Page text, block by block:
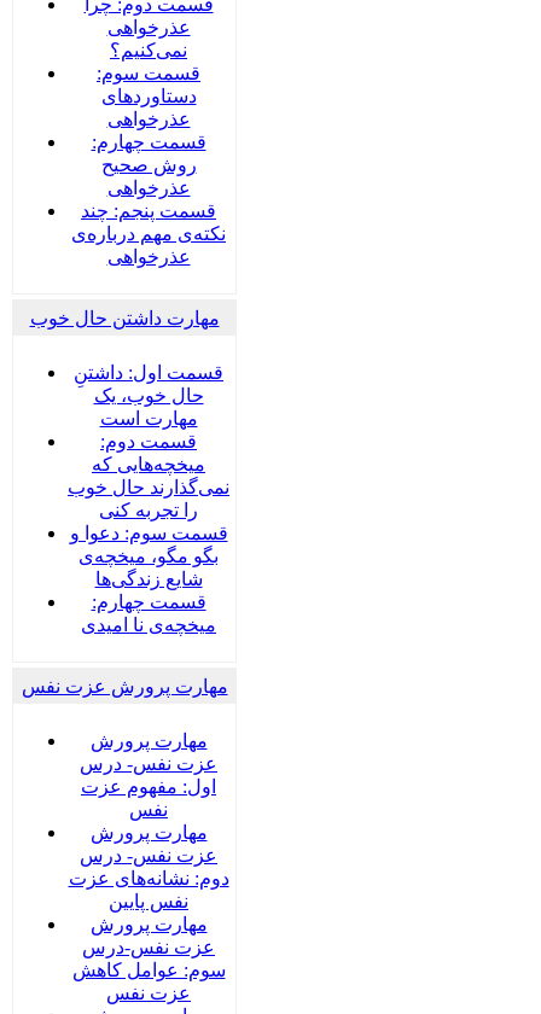
قسمت دوم: چرا
عذرخواهی
نمی‌کنیم؟
قسمت سوم:
دستاوردهای
عذرخواهی
قسمت چهارم:
روش صحیح
عذرخواهی
قسمت پنجم: چند
نکته‌ی مهم درباره‌ی
عذرخواهی
مهارت داشتن حال خوب
قسمت اول: داشتنِ
حال خوب، یک
مهارت است
قسمت دوم:
میخچه‌هایی که
نمی‌گذارند حال خوب
را تجربه کنی
قسمت سوم: دعوا و
بگو مگو، میخچه‌ی
شایع زندگی‌ها
قسمت چهارم:
میخچه‌ی نا امیدی
مهارت پرورش عزت نفس
مهارت پرورش
عزت نفس- درس
اول: مفهوم عزت
نفس
مهارت پرورش
عزت نفس- درس
دوم: نشانه‌های عزت
نفس پایین
مهارت پرورش
عزت نفس-درس
سوم: عوامل کاهش
عزت نفس